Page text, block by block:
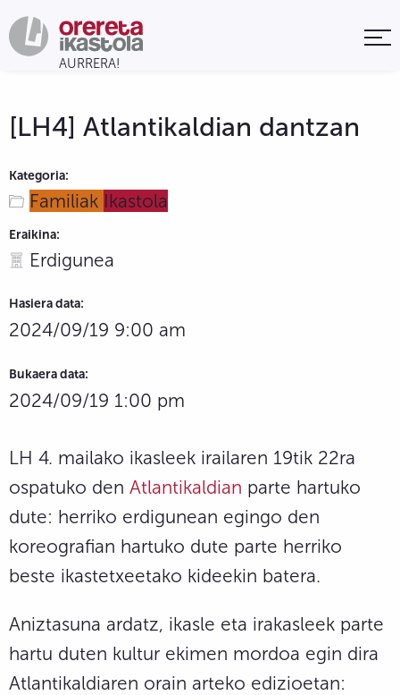
[LH4] Atlantikaldian dantzan
Kategoria:
Familiak Ikastola
Eraikina:
Erdigunea
Hasiera data:
2024/09/19 9:00 am
Bukaera data:
2024/09/19 1:00 pm
LH 4. mailako ikasleek irailaren 19tik 22ra
ospatuko den Atlantikaldian parte hartuko
dute: herriko erdigunean egingo den
koreografian hartuko dute parte herriko
beste ikastetxeetako kideekin batera.
Aniztasuna ardatz, ikasle eta irakasleek parte
hartu duten kultur ekimen mordoa egin dira
Atlantikaldiaren orain arteko edizioetan: